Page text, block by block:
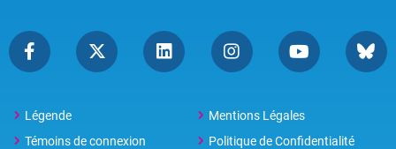
Légende
Mentions Légales
Témoins de connexion
Politique de Confidentialité